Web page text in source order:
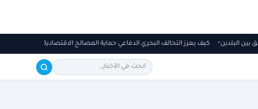
بين البلدين كيف يعزز التحالف البحري الدفاعي حماية المصالح الاقتصادية وأمن